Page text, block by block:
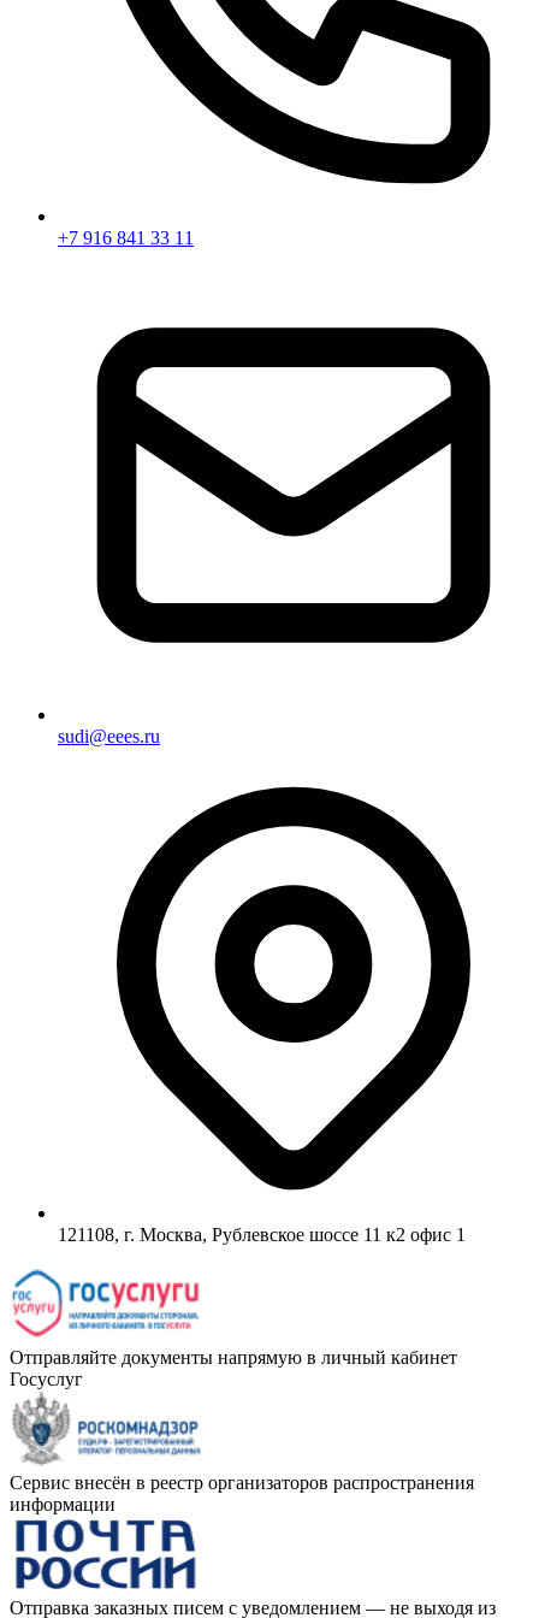
+7 916 841 33 11
sudi@eees.ru
121108, г. Москва, Рублевское шоссе 11 к2 офис 1
Отправляйте документы напрямую в личный кабинет
Госуслуг
Сервис внесён в реестр организаторов распространения
информации
Отправка заказных писем с уведомлением — не выходя из